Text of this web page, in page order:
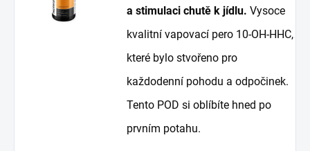
a stimulaci chutě k jídlu. Vysoce
kvalitní vapovací pero 10-OH-HHC,
které bylo stvořeno pro
každodenní pohodu a odpočinek.
Tento POD si oblíbíte hned po
prvním potahu.